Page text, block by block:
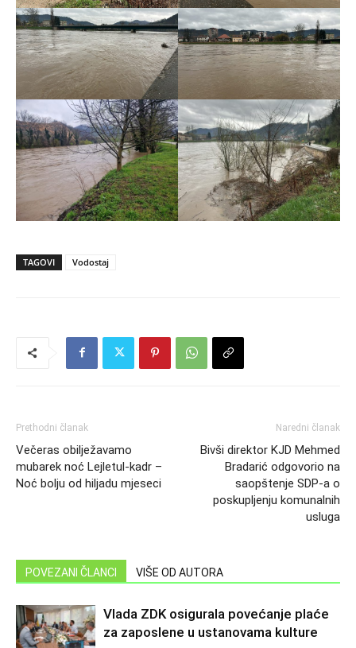
TAGOVI Vodostaj
Prethodni članak
Večeras obilježavamo
mubarek noć Lejletul-kadr –
Noć bolju od hiljadu mjeseci
Naredni članak
Bivši direktor KJD Mehmed
Bradarić odgovorio na
saopštenje SDP-a o
poskupljenju komunalnih
usluga
POVEZANI ČLANCI VIŠE OD AUTORA
Vlada ZDK osigurala povećanje plaće
za zaposlene u ustanovama kulture